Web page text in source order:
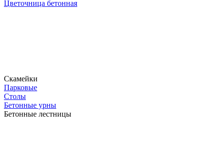
Цветочница бетонная
Скамейки
Парковые
Столы
Бетонные урны
Бетонные лестницы